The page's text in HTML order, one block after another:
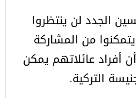
الجدد لن ينتظروا
من المشاركة
عائلاتهم يمكن
التركية.